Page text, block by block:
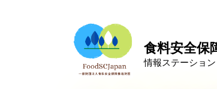
食料安全保
情報ステーション